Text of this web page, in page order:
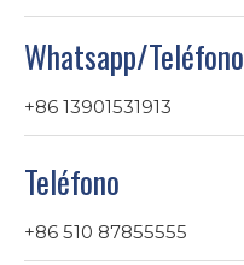
Whatsapp/Teléfono
+86 13901531913
Teléfono
+86 510 87855555